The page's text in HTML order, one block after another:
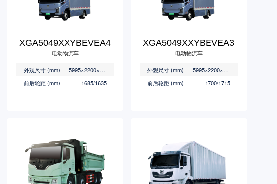
XGA5049XXYBEVEA4
电动物流车
外观尺寸 (mm)
5995×2200×3150/3200/3250/3300/3350
前后轮距 (mm)
1685/1635
XGA5049XXYBEVEA3
电动物流车
外观尺寸 (mm)
5995×2200×3150/3200/3250/3300/3350
前后轮距 (mm)
1700/1715